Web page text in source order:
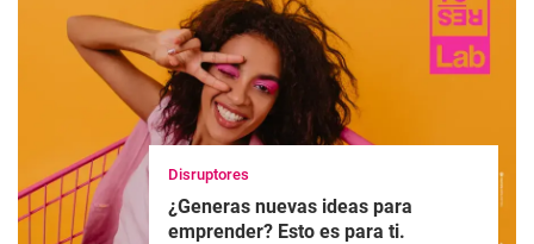
Disruptores
¿Generas nuevas ideas para
emprender? Esto es para ti.